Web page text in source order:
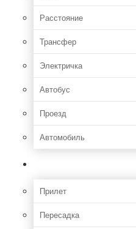
Расстояние
Трансфер
Электричка
Автобус
Проезд
Автомобиль
Прилет
Пересадка